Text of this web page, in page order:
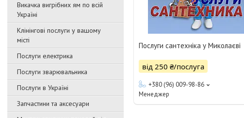
Викачка вигрібних ям по всій
Україні
Клінінгові послуги у вашому
місті
Послуги електрика
Послуги зварювальника
Послуги в Україні
Запчастини та аксесуари
Послуги сантехніка у Миколаєві
від 250 ₴/послуга
+380 (96) 009-98-86
Менеджер